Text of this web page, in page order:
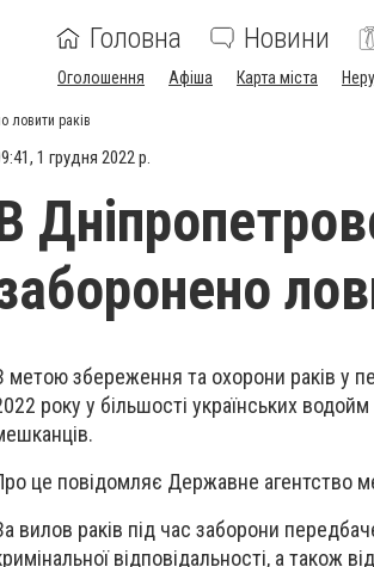
Головна Новини
Оголошення Афіша Карта міста
ловити раків
1 грудня 2022 р.
метою збереження та охорони раків у
року у більшості українських
це повідомляє Державне агентство
вилов раків під час заборони
відповідальності, а також